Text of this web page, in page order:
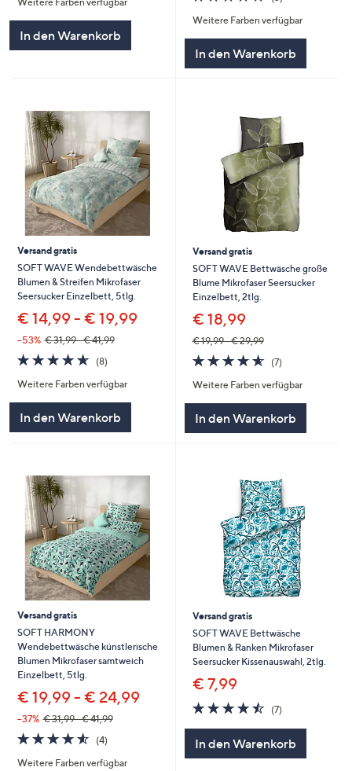
5
In den Warenkorb
von
5
Weitere Farben verfügbar
In den Warenkorb
Versand gratis
SOFT WAVE Wendebettwäsche
Blumen & Streifen Mikrofaser
Seersucker Einzelbett, 5tlg.
€ 14,99 - € 19,99
--53% € 31,99 - € 41,99
4.6
von
5
(8)8
Weitere Farben verfügbar
In den Warenkorb
Versand gratis
SOFT WAVE Bettwäsche große
Blume Mikrofaser Seersucker
Einzelbett, 2tlg.
€ 18,99
€ 19,99 - € 29,99
4.6
von
5
(7)7
Weitere Farben verfügbar
In den Warenkorb
Versand gratis
SOFT HARMONY
Wendebettwäsche künstlerische
Blumen Mikrofaser samtweich
Einzelbett, 5tlg.
€ 19,99 - € 24,99
--37% € 31,99 - € 41,99
4.5
von
5
(4)4
Weitere Farben verfügbar
Versand gratis
SOFT WAVE Bettwäsche
Blumen & Ranken Mikrofaser
Seersucker Kissenauswahl, 2tlg.
€ 7,99
4.4
von
(7)7
In den Warenkorb